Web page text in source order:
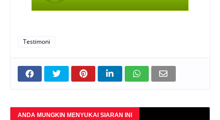
Testimoni
ANDA MUNGKIN MENYUKAI SIARAN INI